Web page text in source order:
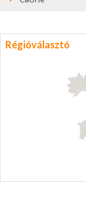
Régióválasztó